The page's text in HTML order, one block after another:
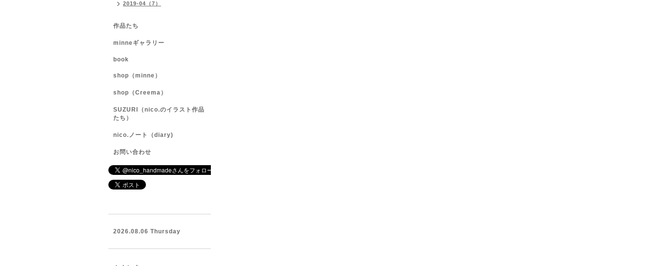
2019-04（7）
作品たち
minneギャラリー
book
shop（minne）
shop（Creema）
SUZURI（nico.のイラスト作品
たち）
nico.ノート（diary)
お問い合わせ
2026.08.06 Thursday